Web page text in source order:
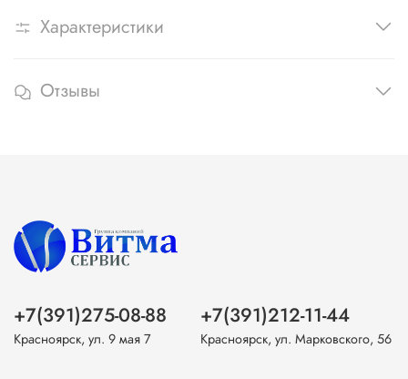
Характеристики
Отзывы
+7(391)275-08-88
Красноярск, ул. 9 мая 7
+7(391)212-11-44
Красноярск, ул. Марковского, 56